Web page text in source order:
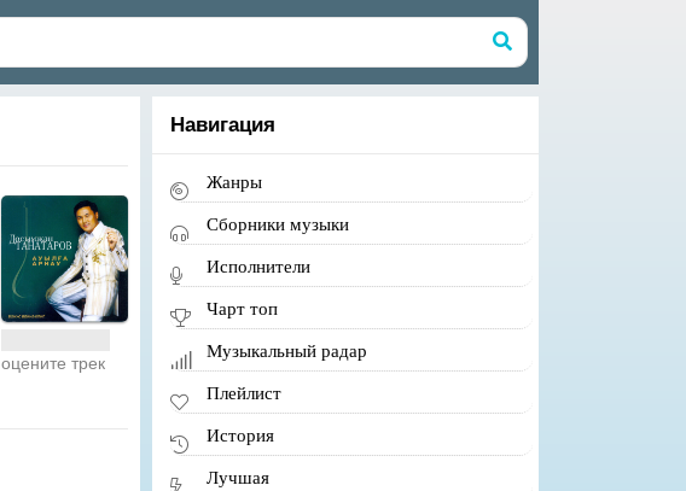
оцените трек
Навигация
Жанры
Сборники музыки
Исполнители
Чарт топ
Музыкальный радар
Плейлист
История
Лучшая